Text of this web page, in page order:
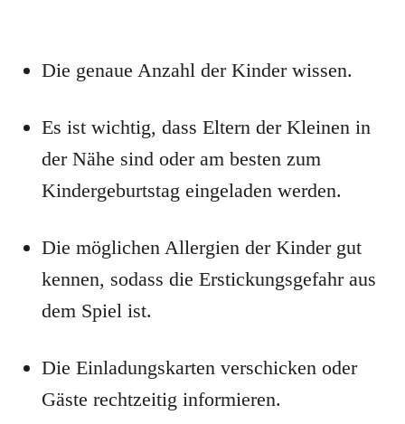
Die genaue Anzahl der Kinder wissen.
Es ist wichtig, dass Eltern der Kleinen in
der Nähe sind oder am besten zum
Kindergeburtstag eingeladen werden.
Die möglichen Allergien der Kinder gut
kennen, sodass die Erstickungsgefahr aus
dem Spiel ist.
Die Einladungskarten verschicken oder
Gäste rechtzeitig informieren.